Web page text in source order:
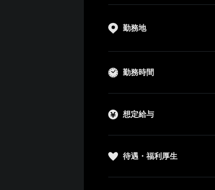
勤務地
勤務時間
想定給与
待遇・福利厚生